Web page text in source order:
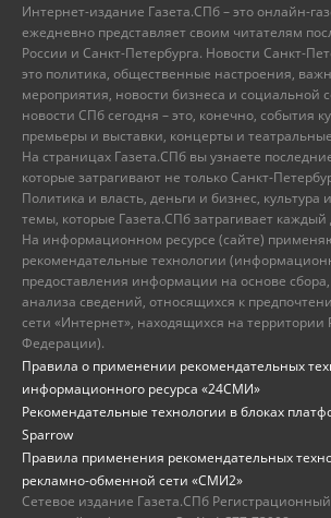
Интернет-издание Газета.СПб – это онлайн-
ежедневно представляет своим читателям
России и Санкт-Петербурга. Новости Санкт-
это политика, общественные настроения,
мероприятия, новости бизнеса и социальной
новости СПб сегодня – это, конечно, события
премьеры и выставки, концерты и
На страницах Газета.СПб вы узнаете
которые затрагивают не только Санкт-
Политика и власть, деньги и бизнес, культура
темы, которые Газета.СПб затрагивает каждый
На информационном ресурсе (сайте)
рекомендательные технологии
предоставления информации на основе
анализа сведений, относящихся к
сети «Интернет», находящихся на территории
Федерации).
Правила о применении рекомендательных
информационного ресурса «24СМИ»
Рекомендательные технологии в блоках
Sparrow
Правила применения рекомендательных
рекламно-обменной сети «СМИ2»
Сетевое издание Газета.СПб